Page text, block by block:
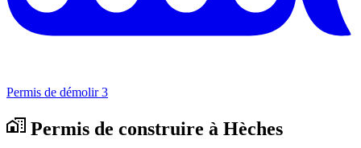
Permis de démolir 3
Permis de construire à Hèches